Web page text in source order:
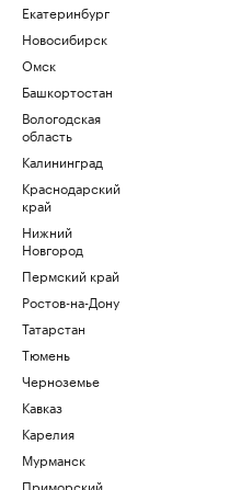
Екатеринбург
Новосибирск
Омск
Башкортостан
Вологодская
область
Калининград
Краснодарский
край
Нижний
Новгород
Пермский край
Ростов-на-Дону
Татарстан
Тюмень
Черноземье
Кавказ
Карелия
Мурманск
Приморский